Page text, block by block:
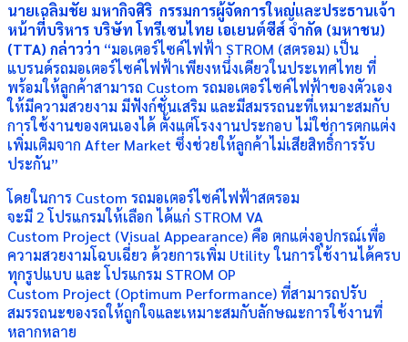
นายเฉลิมชัย มหากิจศิริ กรรมการผู้จัดการใหญ่และประธานเจ้า
หน้าที่บริหาร บริษัท โทรีเซนไทย เอเยนต์ซีส์ จำกัด (มหาชน)
(TTA) กล่าวว่า “มอเตอร์ไซค์ไฟฟ้า STROM (สตรอม) เป็น
แบรนด์รถมอเตอร์ไซค์ไฟฟ้าเพียงหนึ่งเดียวในประเทศไทย ที่
พร้อมให้ลูกค้าสามารถ Custom รถมอเตอร์ไซค์ไฟฟ้าของตัวเอง
ให้มีความสวยงาม มีฟังก์ชั่นเสริม และมีสมรรถนะที่เหมาะสมกับ
การใช้งานของตนเองได้ ตั้งแต่โรงงานประกอบ ไม่ใช่การตกแต่ง
เพิ่มเติมจาก After Market ซึ่งช่วยให้ลูกค้าไม่เสียสิทธิ์การรับ
ประกัน”
โดยในการ Custom รถมอเตอร์ไซค์ไฟฟ้าสตรอม
จะมี 2 โปรแกรมให้เลือก ได้แก่ STROM VA
Custom Project (Visual Appearance) คือ ตกแต่งอุปกรณ์เพื่อ
ความสวยงามโฉบเฉี่ยว ด้วยการเพิ่ม Utility ในการใช้งานได้ครบ
ทุกรูปแบบ และ โปรแกรม STROM OP
Custom Project (Optimum Performance) ที่สามารถปรับ
สมรรถนะของรถให้ถูกใจและเหมาะสมกับลักษณะการใช้งานที่
หลากหลาย